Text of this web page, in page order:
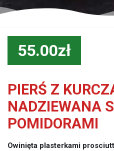
55.00zł
PIERŚ Z
NADZIEWANA
POMIDORAMI
Owinięta plasterkami